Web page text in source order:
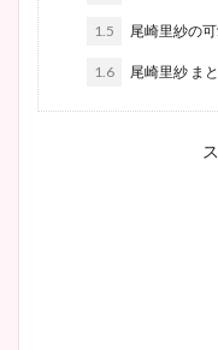
1.5 尾崎里紗の
1.6 尾崎里紗 ま